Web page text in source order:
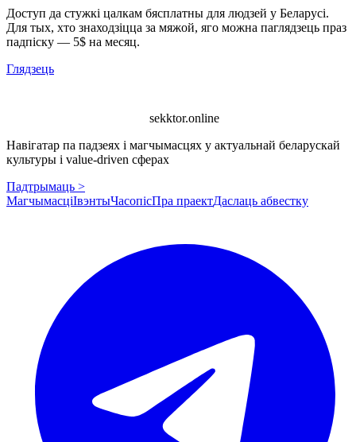
Доступ да стужкі цалкам бясплатны для людзей у Беларусі.
Для тых, хто знаходзіцца за мяжой, яго можна паглядзець праз
падпіску — 5$ на месяц.
Глядзець
sekktor.online
Навігатар па падзеях і магчымасцях у актуальнай беларускай
культуры і value-driven сферах
Падтрымаць >
МагчымасціІвэнтыЧасопісПра праектДаслаць абвестку